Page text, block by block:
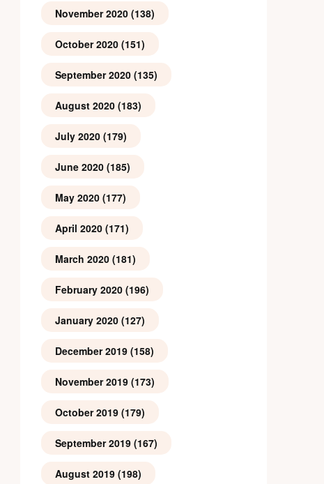
November 2020(138)
October 2020(151)
September 2020(135)
August 2020(183)
July 2020(179)
June 2020(185)
May 2020(177)
April 2020(171)
March 2020(181)
February 2020(196)
January 2020(127)
December 2019(158)
November 2019(173)
October 2019(179)
September 2019(167)
August 2019(198)